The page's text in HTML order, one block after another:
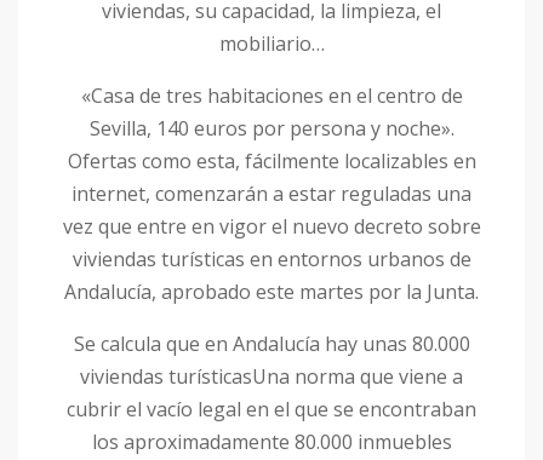
viviendas, su capacidad, la limpieza, el
mobiliario…
«Casa de tres habitaciones en el centro de
Sevilla, 140 euros por persona y noche».
Ofertas como esta, fácilmente localizables en
internet, comenzarán a estar reguladas una
vez que entre en vigor el nuevo decreto sobre
viviendas turísticas en entornos urbanos de
Andalucía, aprobado este martes por la Junta.
Se calcula que en Andalucía hay unas 80.000
viviendas turísticasUna norma que viene a
cubrir el vacío legal en el que se encontraban
los aproximadamente 80.000 inmuebles